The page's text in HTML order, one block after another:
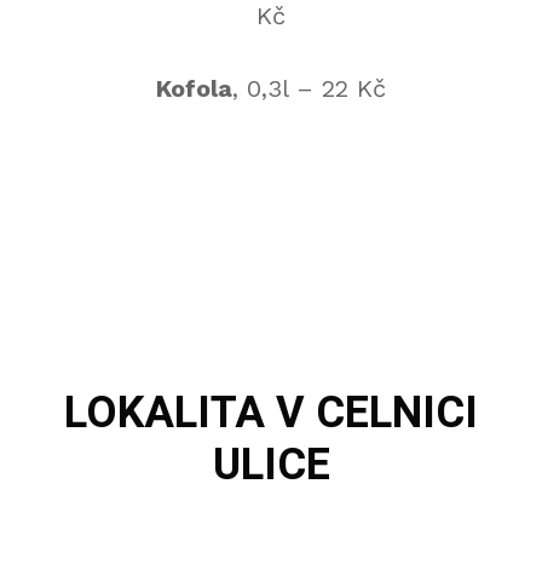
Kč
Kofola, 0,3l – 22 Kč
LOKALITAV CELNICI
ULICE